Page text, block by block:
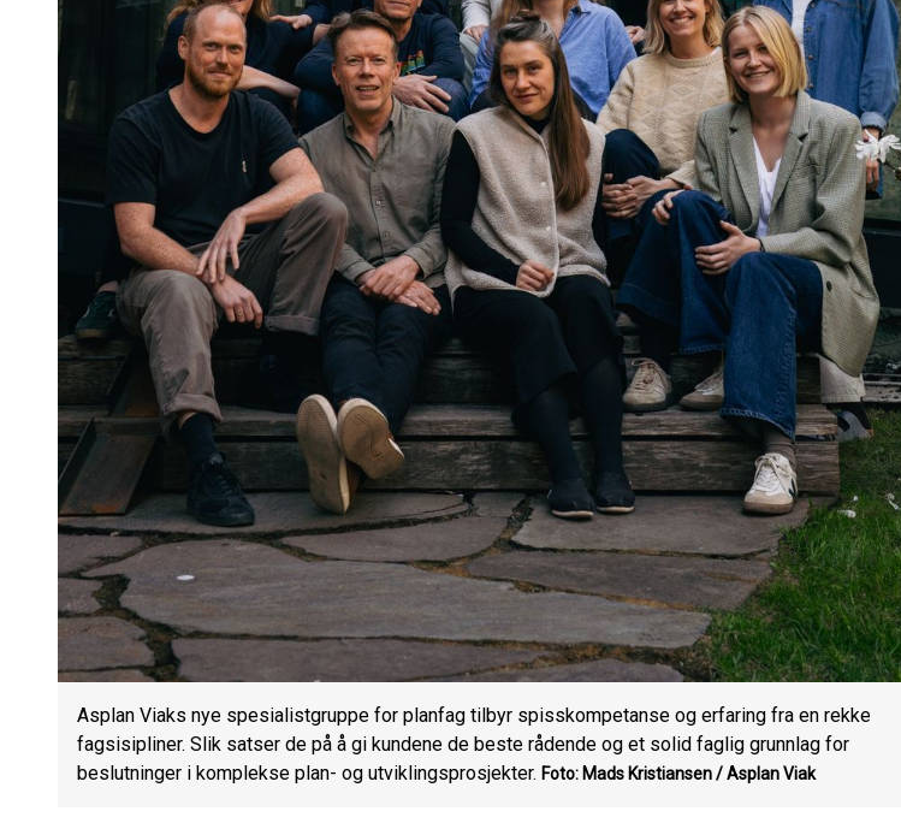
Asplan Viaks nye spesialistgruppe for planfag tilbyr spisskompetanse og erfaring fra en rekke
fagsisipliner. Slik satser de på å gi kundene de beste rådende og et solid faglig grunnlag for
beslutninger i komplekse plan- og utviklingsprosjekter. Foto: Mads Kristiansen / Asplan Viak